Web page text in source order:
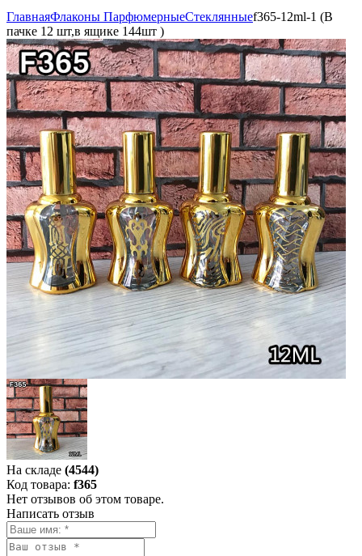
ГлавнаяФлаконы ПарфюмерныеСтеклянныеf365-12ml-1 (В
пачке 12 шт,в ящике 144шт )
На складе (4544)
Код товара: f365
Нет отзывов об этом товаре.
Написать отзыв